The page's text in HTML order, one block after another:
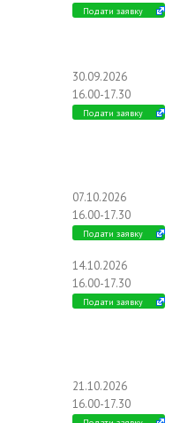
Подати заявку
30.09.2026
16.00-17.30
Подати заявку
07.10.2026
16.00-17.30
Подати заявку
14.10.2026
16.00-17.30
Подати заявку
21.10.2026
16.00-17.30